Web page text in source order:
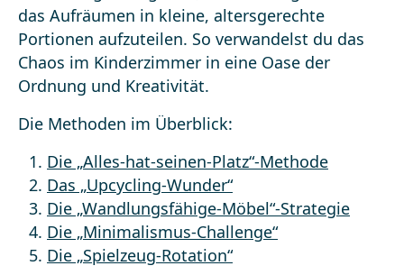
das Aufräumen in kleine, altersgerechte
Portionen aufzuteilen. So verwandelst du das
Chaos im Kinderzimmer in eine Oase der
Ordnung und Kreativität.
Die Methoden im Überblick:
Die „Alles-hat-seinen-Platz“-Methode
Das „Upcycling-Wunder“
Die „Wandlungsfähige-Möbel“-Strategie
Die „Minimalismus-Challenge“
Die „Spielzeug-Rotation“